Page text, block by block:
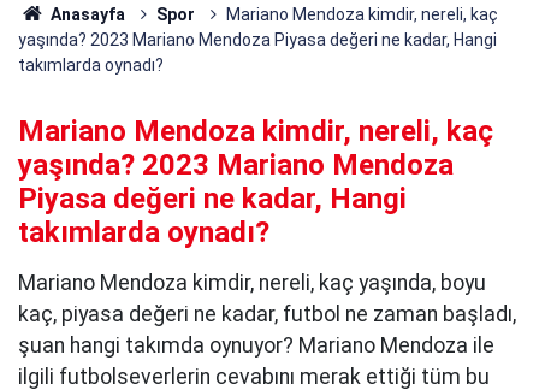
Anasayfa Spor
Mariano Mendoza kimdir, nereli, kaç
yaşında? 2023 Mariano Mendoza Piyasa değeri ne kadar, Hangi
takımlarda oynadı?
Mariano Mendoza kimdir, nereli, kaç
yaşında? 2023 Mariano Mendoza
Piyasa değeri ne kadar, Hangi
takımlarda oynadı?
Mariano Mendoza kimdir, nereli, kaç yaşında, boyu
kaç, piyasa değeri ne kadar, futbol ne zaman başladı,
şuan hangi takımda oynuyor? Mariano Mendoza ile
ilgili futbolseverlerin cevabını merak ettiği tüm bu